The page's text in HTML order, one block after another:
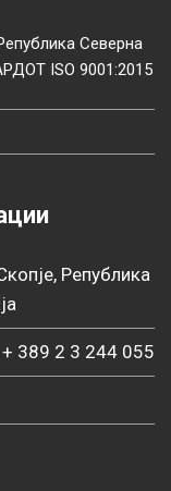
Северна
ISO 9001:2015
Република
+ 389 2 3 244 055